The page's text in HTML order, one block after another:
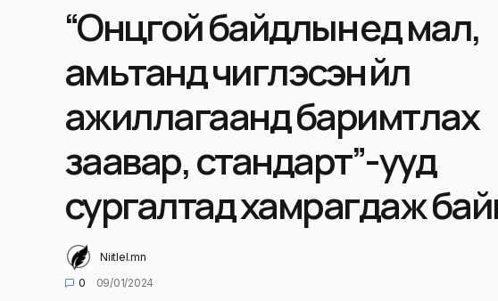
“Онцгой байдлын үед мал,
амьтанд чиглэсэн үйл
ажиллагаанд баримтлах
заавар, стандарт”-ууд
сургалтад хамрагдаж
Niitlel.mn
0
09/01/2024